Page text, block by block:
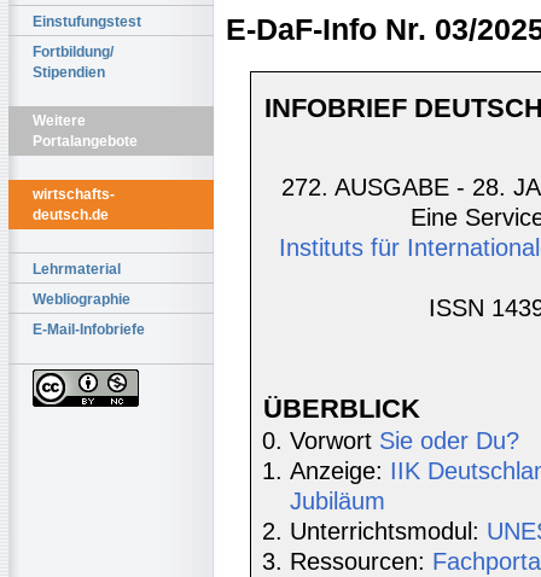
Einstufungstest
Fortbildung/
Stipendien
Weitere
Portalangebote
wirtschafts-
deutsch.de
Lehrmaterial
Webliographie
E-Mail-Infobriefe
E-DaF-Info Nr. 03/
INFOBRIEF
272. AUSGABE - 28.
Eine
Instituts für
ISSN
ÜBERBLICK
Vorwort Sie oder Du?
Anzeige: IIK
Jubiläum
Unterrichtsmodul:
Ressourcen: